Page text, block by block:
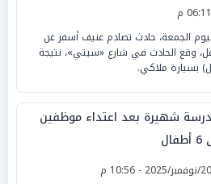
الجمعة، حادث تصادم عنيف أسفر عن
وقع الحادث في شارع «سيتي»، نتيجة
بسيارة ملاكي.
شهيرة بعد اعتداء موظفين